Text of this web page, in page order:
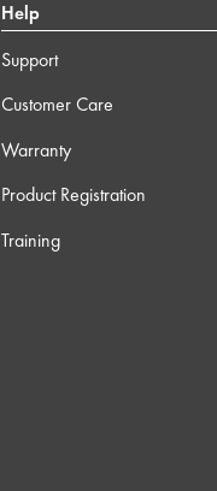
Help
Support
Customer Care
Warranty
Product Registration
Training